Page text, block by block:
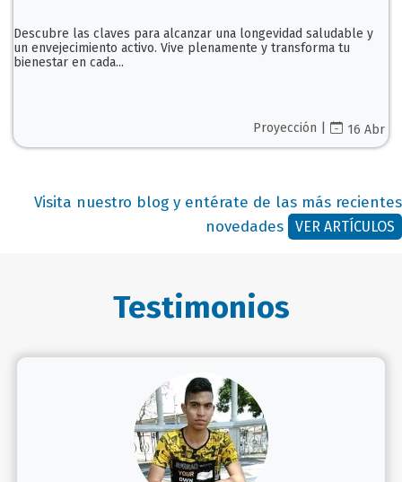
Descubre las claves para alcanzar una longevidad saludable y
un envejecimiento activo. Vive plenamente y transforma tu
bienestar en cada...
Proyección | 16 Abr
Visita nuestro blog y entérate de las más recientes
novedades
VER ARTÍCULOS
Testimonios